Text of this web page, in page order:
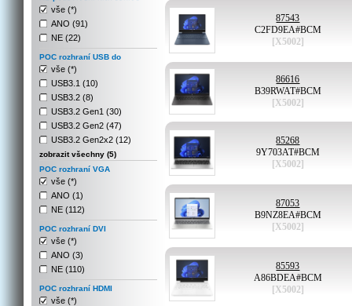
vše (*)
ANO (91)
NE (22)
POC rozhraní USB do
vše (*)
USB3.1 (10)
USB3.2 (8)
USB3.2 Gen1 (30)
USB3.2 Gen2 (47)
USB3.2 Gen2x2 (12)
zobrazit všechny (5)
POC rozhraní VGA
vše (*)
ANO (1)
NE (112)
POC rozhraní DVI
vše (*)
ANO (3)
NE (110)
POC rozhraní HDMI
vše (*)
87543
C2FD9EA#BCM
[X5002]
86616
B39RWAT#BCM
[X5002]
85268
9Y703AT#BCM
[X5002]
87053
B9NZ8EA#BCM
[X5002]
85593
A86BDEA#BCM
[X5002]